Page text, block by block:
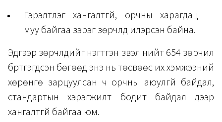
Гэрэлтүүлэг хангалтгүй, орчны харагдац
муу байгаа зэрэг зөрчлүүд илэрсэн байна.
Эдгээр зөрчлүүдийг нэгтгэн үзвэл нийт 654 зөрчил
бүртгэгдсэн бөгөөд энэ нь төсвөөс их хэмжээний
хөрөнгө зарцуулсан ч орчны аюулгүй байдал,
стандартын хэрэгжилт бодит байдал дээр
хангалтгүй байгаа юм.